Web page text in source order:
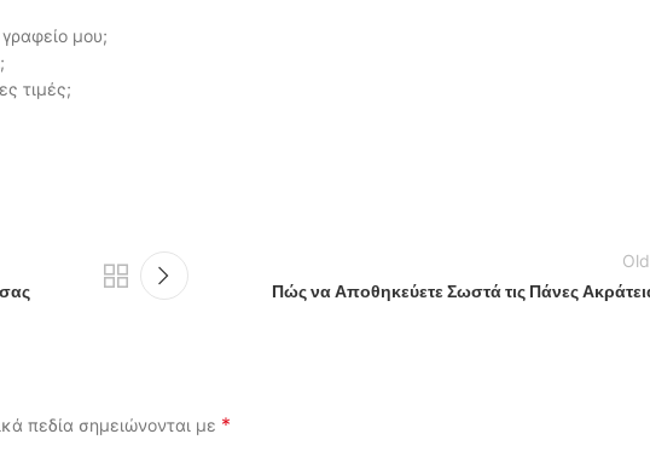
μου;
τιμές;
Πώς να Αποθηκεύετε Σωστά τις Πάνες
πεδία σημειώνονται με *